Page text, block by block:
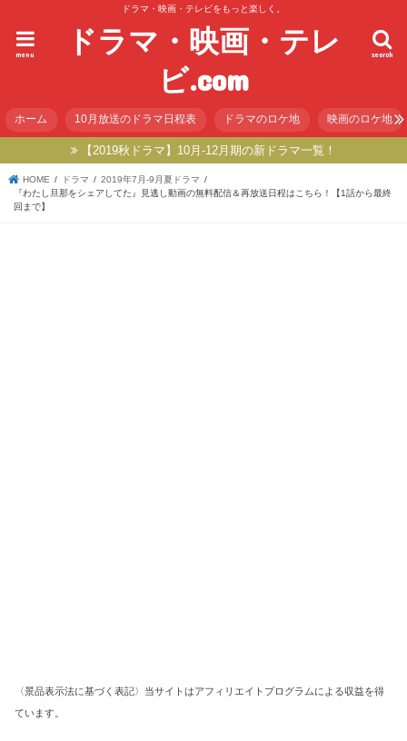
ドラマ・映画・テレビをもっと楽しく。
ドラマ・映画・テレ
ビ.com
search
menu
ホーム 10月放送のドラマ日程表 ドラマのロケ地 映画のロケ地
【2019秋ドラマ】10月-12月期の新ドラマ一覧！
HOME ドラマ
2019年7月-9月夏ドラマ
『わたし旦那をシェアしてた』見逃し動画の無料配信＆再放送日程はこちら！【1話から最終
回まで】
〈景品表示法に基づく表記〉当サイトはアフィリエイトプログラムによる収益を得
ています。